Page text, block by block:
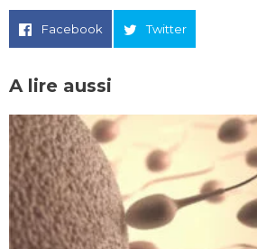
Facebook Twitter
A lire aussi